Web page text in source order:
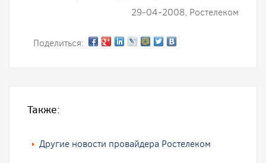
29-04-2008, Ростелеком
Поделиться:
Также:
Другие новости провайдера Ростелеком